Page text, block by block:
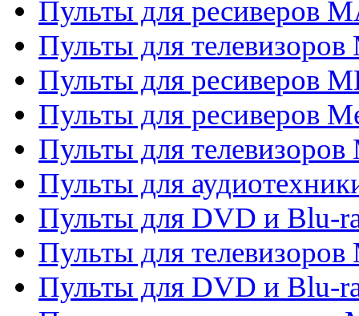
Пульты для ресиверов
Пульты для телевизоров
Пульты для ресиверов
Пульты для ресиверов
Пульты для телевизоров
Пульты для
Пульты для DVD и Blu-
Пульты для
Пульты для DVD и Blu-